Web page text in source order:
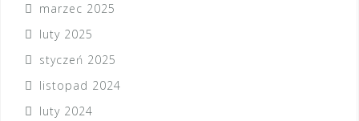
marzec 2025
luty 2025
styczeń 2025
listopad 2024
luty 2024